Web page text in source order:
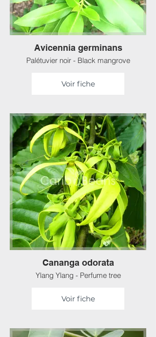
Avicennia germinans
Palétuvier noir - Black mangrove
Voir fiche
Cananga odorata
Ylang Ylang - Perfume tree
Voir fiche